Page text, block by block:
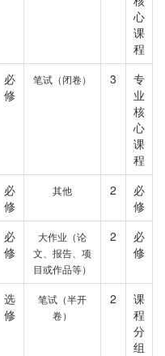
心
课
程
必
修
笔试（闭卷） 3
专
业
核
心
课
程
必
修
其他 2
必
修
必
修
大作业（论
文、报告、项
目或作品等）
2
必
修
选
修
笔试（半开
卷）
2
课
程
分
组